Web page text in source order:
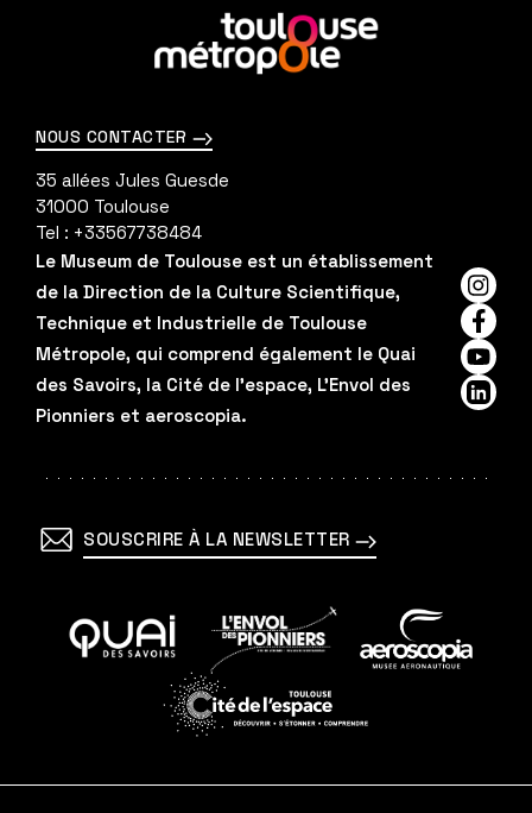
En
savoir
plus
NOUS CONTACTER
35 allées Jules Guesde
31000 Toulouse
Tel : +33567738484
Le Museum de Toulouse est un établissement
de la Direction de la Culture Scientifique,
Technique et Industrielle de Toulouse
Métropole, qui comprend également le Quai
des Savoirs, la Cité de l'espace, L'Envol des
Pionniers et aeroscopia.
SOUSCRIRE À LA NEWSLETTER
En
savoir
plus